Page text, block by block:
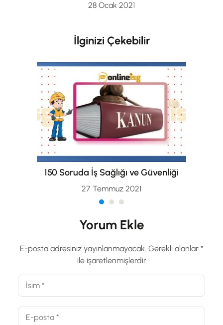
28 Ocak 2021
İlginizi Çekebilir
150 Soruda İş Sağlığı ve Güvenliği
27 Temmuz 2021
Yorum Ekle
E-posta adresiniz yayınlanmayacak. Gerekli alanlar *
ile işaretlenmişlerdir